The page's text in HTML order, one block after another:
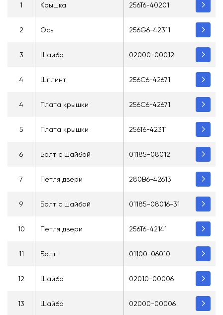
1 Крышка 256T6-40201
2 Ось 256G6-42311
3 Шайба 02000-00012
4 Шплинт 256C6-42671
4 Плата крышки 256C6-42671
5 Плата крышки 256T6-42311
6 Болт с шайбой 01185-08012
7 Петля двери 280B6-42613
9 Болт с шайбой 01185-08016-31
10 Петля двери 256T6-42141
11 Болт 01100-06010
12 Шайба 02010-00006
13 Шайба 02000-00006